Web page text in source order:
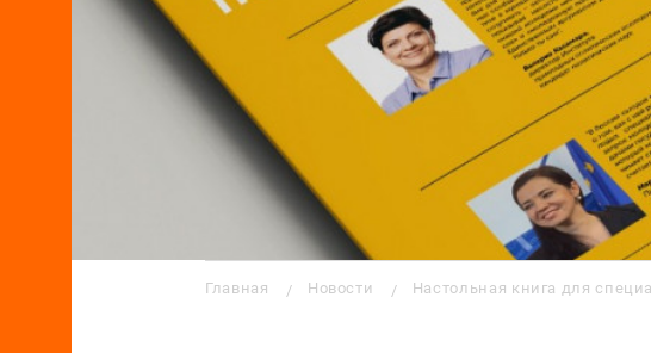
Строка навигации
Главная Новости Настольная книга для